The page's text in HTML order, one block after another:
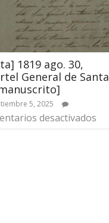
1819 ago. 30,
General de Santa
5, 2025
desactivados